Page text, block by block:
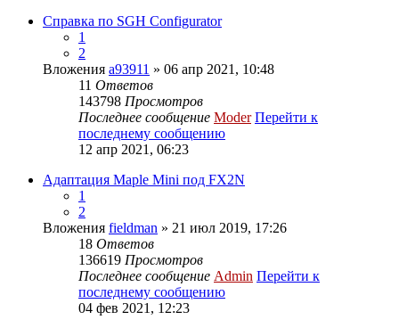
Справка по SGH Configurator
1
2
Вложения a93911 » 06 апр 2021, 10:48
11 Ответов
143798 Просмотров
Последнее сообщение Moder Перейти к
последнему сообщению
12 апр 2021, 06:23
Адаптация Maple Mini под FX2N
1
2
Вложения fieldman » 21 июл 2019, 17:26
18 Ответов
136619 Просмотров
Последнее сообщение Admin Перейти к
последнему сообщению
04 фев 2021, 12:23